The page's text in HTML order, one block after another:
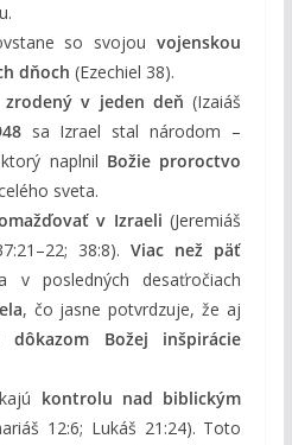
so svojouvojenskou
dňoch (Ezechiel 38).
zrodený v jeden deň (Izaiáš
sa Izrael stal národom –
naplnil Božie proroctvo
sveta.
v Izraeli (Jeremiáš
38:8).Viac než päť
v posledných desaťročiach
, čo jasne potvrdzuje, že aj
dôkazom Božej inšpirácie
kontrolu nad biblickým
12:6; Lukáš 21:24). Toto